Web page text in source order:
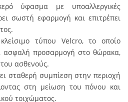
ύφασμα με υποαλλεργικές
σωστή εφαρμογή και επιτρέπει
κλείσιμο τύπου Velcro, το οποίο
ασφαλή προσαρμογή στο θώρακα,
ασθενούς.
σταθερή συμπίεση στην περιοχή
στη μείωση του πόνου και
τοιχώματος.